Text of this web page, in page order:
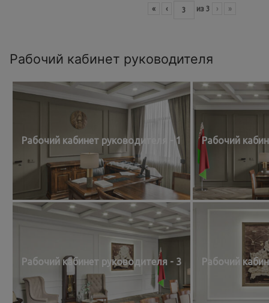
« ‹ из 3 › »
Рабочий кабинет руководителя
Рабочий кабинет руководителя - 1 Рабочий
Рабочий кабинет руководителя - 3 Рабочий